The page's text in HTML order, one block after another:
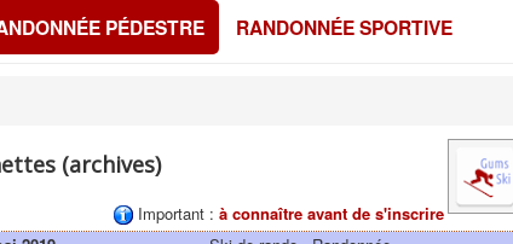
PÉDESTRE RANDONNÉE SPORTIVE
(archives)
Important : à connaître avant de s'inscrire